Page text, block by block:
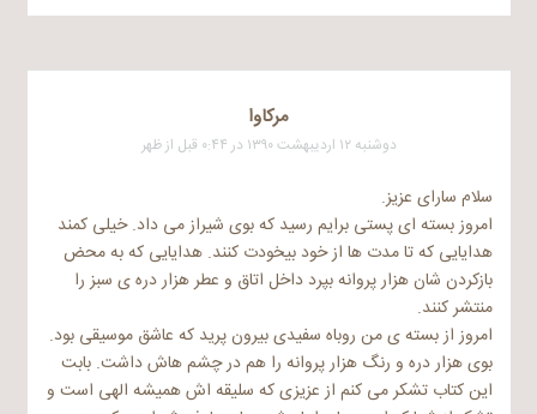
مرکاوا
دوشنبه ۱۲ اردیبهشت ۱۳۹۰ در ۰:۴۴ قبل از ظهر
سلام سارای عزیز.
امروز بسته ای پستی برایم رسید که بوی شیراز می داد. خیلی کمند
هدایایی که تا مدت ها از خود بیخودت کنند. هدایایی که به محض
بازکردن شان هزار پروانه بپرد داخل اتاق و عطر هزار دره ی سبز را
منتشر کنند.
امروز از بسته ی من روباه سفیدی بیرون پرید که عاشق موسیقی بود.
بوی هزار دره و رنگ هزار پروانه را هم در چشم هاش داشت. بابت
این کتاب تشکر می کنم از عزیزی که سلیقه اش همیشه الهی است و